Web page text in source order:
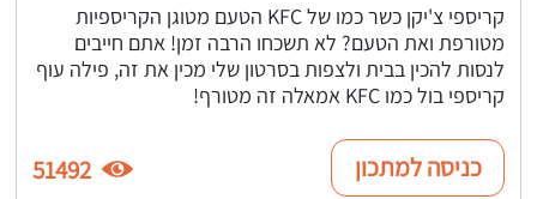
קריספי צ'יקן כשר כמו של KFC הטעם מטוגן הקריספיות
מטורפת ואת הטעם? לא תשכחו הרבה זמן! אתם חייבים
לנסות להכין בבית ולצפות בסרטון שלי מכין את זה, פילה עוף
קריספי בול כמו KFC אמאלה זה מטורף!
כניסה למתכון 51492